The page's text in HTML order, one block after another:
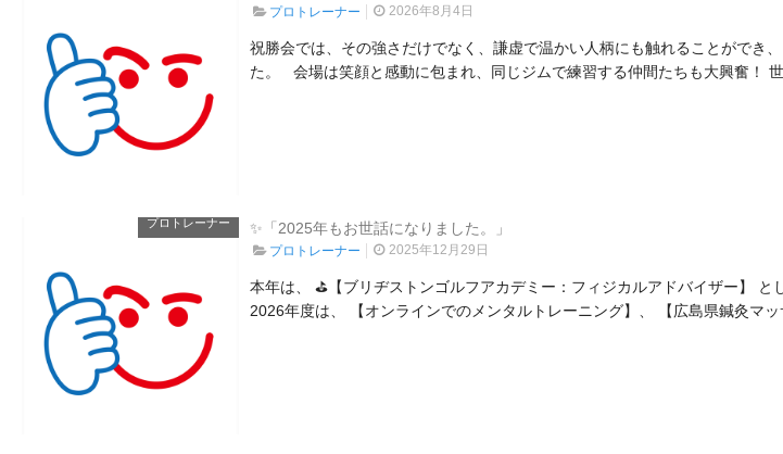
プロトレーナー 2026年8月4日
祝勝会では、その強さだけでなく、謙虚で温かい人柄にも触れることができ
た。 会場は笑顔と感動に包まれ、同じジムで練習する仲間たちも大興奮！ 世
プロトレーナー ✨「2025年もお世話になりました。」
プロトレーナー 2025年12月29日
本年は、 ⛳【ブリヂストンゴルフアカデミー：フィジカルアドバイザー】 と
2026年度は、 【オンラインでのメンタルトレーニング】、 【広島県鍼灸マッ